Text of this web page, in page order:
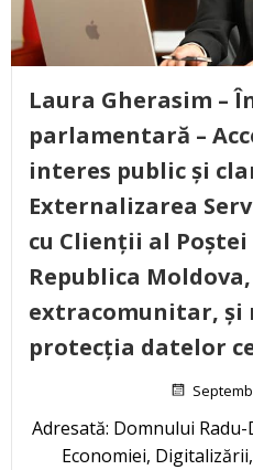
Laura Gherasim –
parlamentară –
interes public și
Externalizarea
cu Clienții al
Republica
extracomunitar, și
protecția datelor
Adresată: Domnului
Economiei,